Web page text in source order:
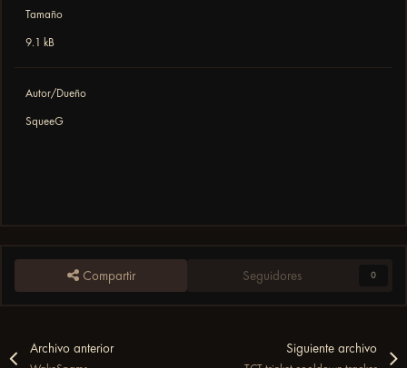
Tamaño
9.1 kB
Autor/Dueño
SqueeG
Compartir Seguidores 0
Archivo anterior Siguiente archivo